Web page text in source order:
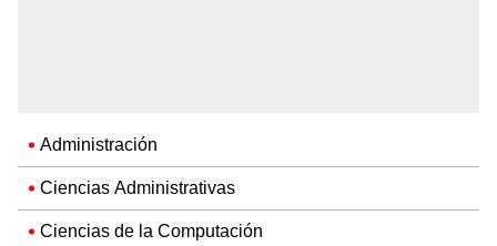
Administración
Ciencias Administrativas
Ciencias de la Computación